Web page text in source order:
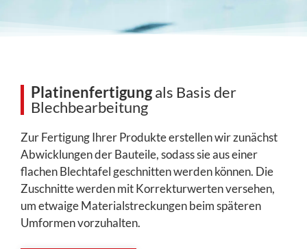
Platinenfertigungals Basis der
Blechbearbeitung
Zur Fertigung Ihrer Produkte erstellen wir zunächst
Abwicklungen der Bauteile, sodass sie aus einer
flachen Blechtafel geschnitten werden können. Die
Zuschnitte werden mit Korrekturwerten versehen,
um etwaige Materialstreckungen beim späteren
Umformen vorzuhalten.